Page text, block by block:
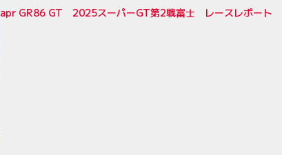
apr GR86 GT 2025スーパーGT第2戦富士 レースレポート